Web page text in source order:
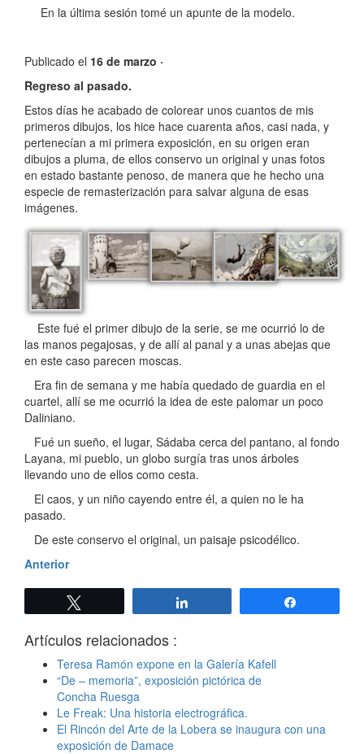
En la última sesión tomé un apunte de la modelo.
Publicado el 16 de marzo ·
Regreso al pasado.
Estos días he acabado de colorear unos cuantos de mis
primeros dibujos, los hice hace cuarenta años, casi nada, y
pertenecían a mi primera exposición, en su origen eran
dibujos a pluma, de ellos conservo un original y unas fotos
en estado bastante penoso, de manera que he hecho una
especie de remasterización para salvar alguna de esas
imágenes.
Este fué el primer dibujo de la serie, se me ocurrió lo de
las manos pegajosas, y de allí al panal y a unas abejas que
en este caso parecen moscas.
Era fin de semana y me había quedado de guardia en el
cuartel, allí se me ocurrió la idea de este palomar un poco
Daliniano.
Fué un sueño, el lugar, Sádaba cerca del pantano, al fondo
Layana, mi pueblo, un globo surgía tras unos árboles
llevando uno de ellos como cesta.
El caos, y un niño cayendo entre él, a quien no le ha
pasado.
De este conservo el original, un paisaje psicodélico.
Anterior
Artículos relacionados :
Teresa Ramón expone en la Galería Kafell
“De – memoria”, exposición pictórica de
Concha Ruesga
Le Freak: Una historia electrográfica.
El Rincón del Arte de la Lobera se inaugura con una
exposición de Damace